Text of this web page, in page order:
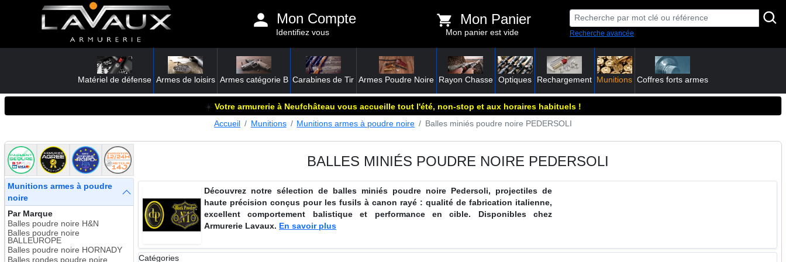
Mon Compte
Identifiez vous
Mon Panier
Mon panier est vide Recherche avancée
Matériel de défense Armes de loisirs Armes catégorie B Carabines de Tir Armes Poudre Noire Rayon Chasse Optiques Rechargement Munitions Coffres forts armes
☀️ Votre armurerie à Neufchâteau vous accueille tout l'été, non-stop et aux horaires habituels !
Accueil
Munitions Munitions armes à poudre noire Balles miniés poudre noire PEDERSOLI
Munitions armes à poudre
noire
Par Marque
Balles poudre noire H&N
Balles poudre noire
BALLEUROPE
Balles poudre noire HORNADY
Balles rondes poudre noire
BALLES MINIÉS POUDRE NOIRE PEDERSOLI
Découvrez notre sélection de balles miniés poudre noire Pedersoli, projectiles de
haute précision conçus pour les fusils à canon rayé : qualité de fabrication italienne,
excellent comportement balistique et performance en cible. Disponibles chez
Armurerie Lavaux. En savoir plus
Catégories